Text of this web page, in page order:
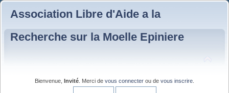
Association Libre d'Aide a la
Recherche sur la Moelle Epiniere
Bienvenue, Invité . Merci de vous connecter ou de vous inscrire